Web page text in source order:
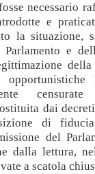
necessario
e
la situazione,
e
della
dai
di
del
dalla lettura,
a scatola